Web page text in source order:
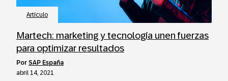
Artículo
Martech: marketing y tecnología unen fuerzas
para optimizar resultados
por SAP España
abril 14, 2021